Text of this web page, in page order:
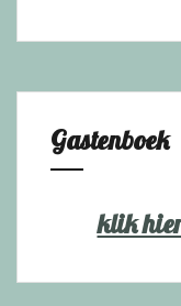
Gastenboek
klik